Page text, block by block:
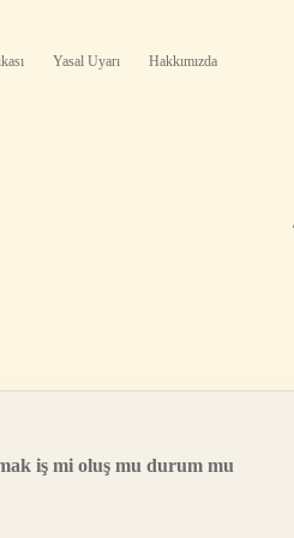
Yasal Uyarı Hakkımızda
iş mi oluş mu durum mu